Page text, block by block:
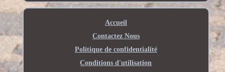
Accueil
Contactez Nous
Politique de confidentialité
Conditions d'utilisation